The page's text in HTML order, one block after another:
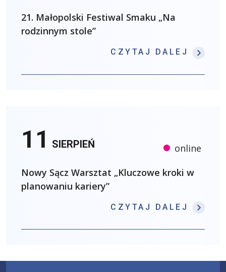
21. Małopolski Festiwal Smaku „Na
rodzinnym stole”
CZYTAJ DALEJ : 21.
11 SIERPIEŃ
online
Nowy Sącz Warsztat „Kluczowe kroki w
planowaniu kariery”
CZYTAJ DALEJ :